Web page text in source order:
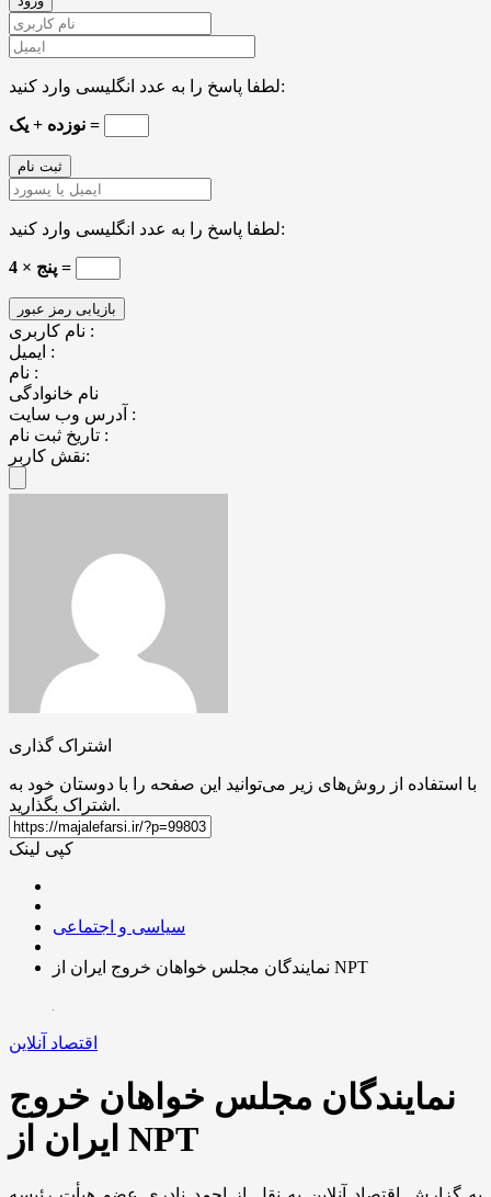
لطفا پاسخ را به عدد انگلیسی وارد کنید:
نوزده + یک =
لطفا پاسخ را به عدد انگلیسی وارد کنید:
4 × پنج =
نام کاربری :
ایمیل :
نام :
نام خانوادگی
آدرس وب سایت :
تاریخ ثبت نام :
نقش کاربر:
اشتراک گذاری
با استفاده از روش‌های زیر می‌توانید این صفحه را با دوستان خود به
اشتراک بگذارید.
کپی لینک
سیاسی و اجتماعی
نمایندگان مجلس خواهان خروج ایران از NPT
اقتصاد آنلاین
نمایندگان مجلس خواهان خروج
ایران از NPT